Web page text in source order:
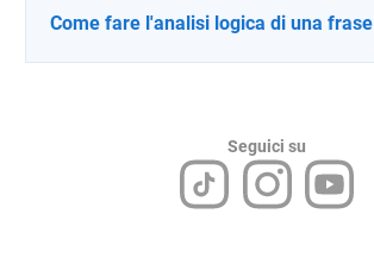
Come fare l'analisi logica di una frase
Seguici su